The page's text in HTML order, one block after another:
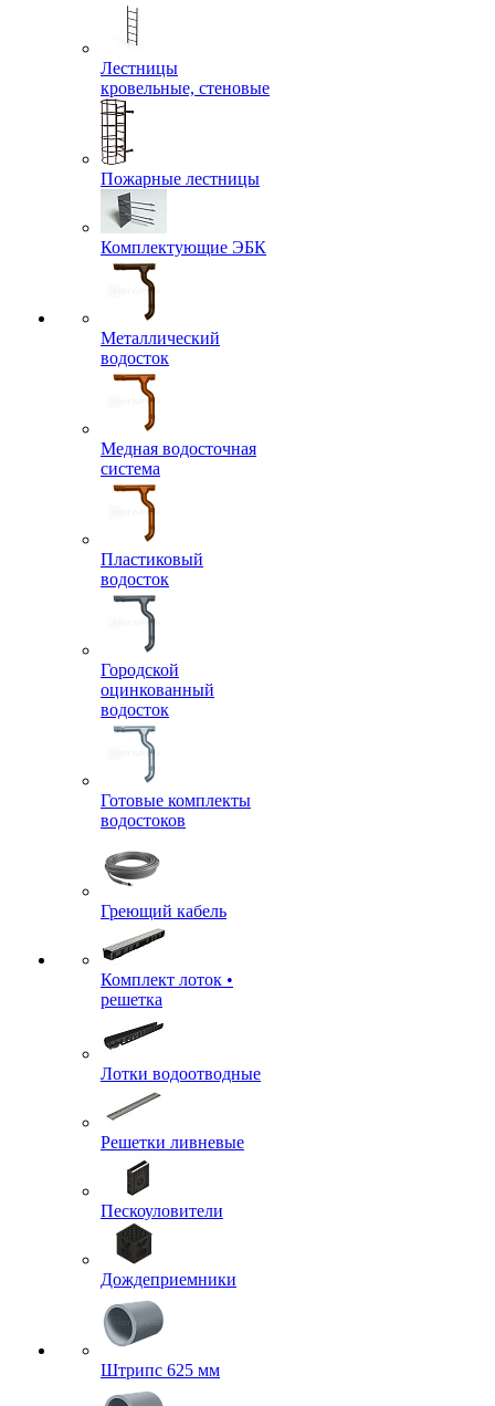
Лестницы
кровельные, стеновые
Пожарные лестницы
Комплектующие ЭБК
Металлический
водосток
Медная водосточная
система
Пластиковый
водосток
Городской
оцинкованный
водосток
Готовые комплекты
водостоков
Греющий кабель
Комплект лоток •
решетка
Лотки водоотводные
Решетки ливневые
Пескоуловители
Дождеприемники
Штрипс 625 мм